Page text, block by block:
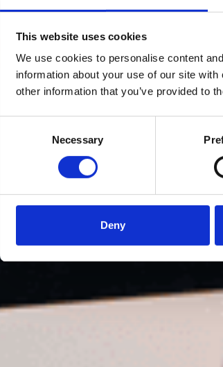
This website uses cookies
We use cookies to personalise content
information about your use of our site
other information that you’ve provided to
Necessary
Deny